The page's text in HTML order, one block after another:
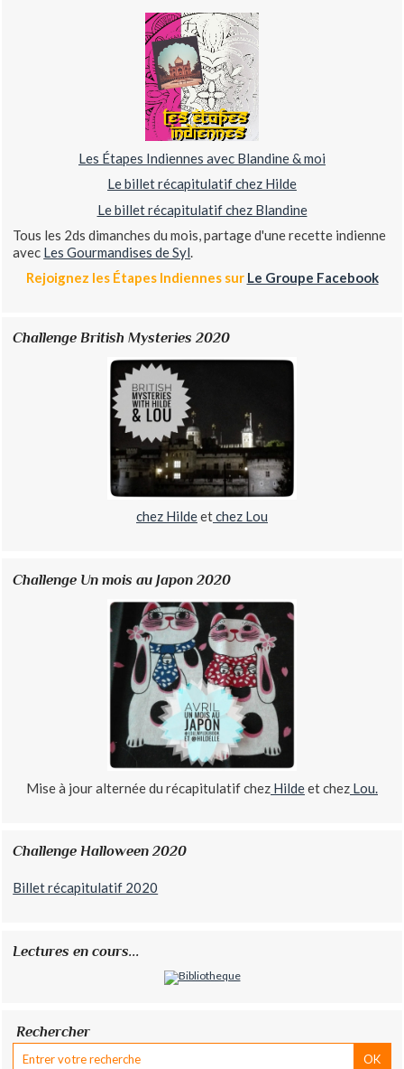
Les Étapes Indiennes avec Blandine & moi
Le billet récapitulatif chez Hilde
Le billet récapitulatif chez Blandine
Tous les 2ds dimanches du mois, partage d'une recette indienne
avec Les Gourmandises de Syl.
Rejoignez les Étapes Indiennes sur Le Groupe Facebook
Challenge British Mysteries 2020
chez Hildeetchez Lou
Challenge Un mois au Japon 2020
Mise à jour alternée du récapitulatif chez Hildeet chez Lou.
Challenge Halloween 2020
Billet récapitulatif 2020
Lectures en cours...
Rechercher